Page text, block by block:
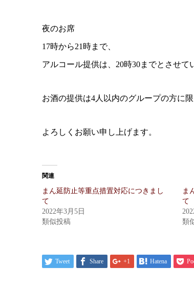
夜のお席
17時から21時まで、
アルコール提供は、20時30までとさせて
お酒の提供は4人以内のグループの方に限
よろしくお願い申し上げます。
関連
まん延防止等重点措置対応につきまし
て
2022年3月5日
類似投稿
ま
て
類
Tweet Share +1 Hatena